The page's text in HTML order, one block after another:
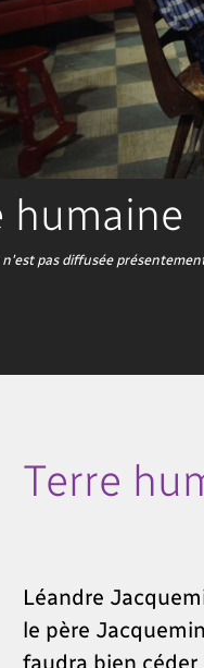
humaine
pas diffusée
Terre
Léandre
le père
faudra bien